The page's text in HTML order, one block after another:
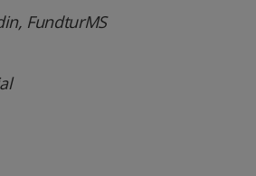
FundturMS